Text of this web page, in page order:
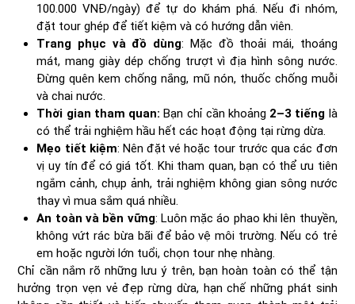
100.000 VNĐ/ngày) để tự do khám phá. Nếu đi nhóm,
đặt tour ghép để tiết kiệm và có hướng dẫn viên.
Trang phục và đồ dùng: Mặc đồ thoải mái, thoáng
mát, mang giày dép chống trượt vì địa hình sông nước.
Đừng quên kem chống nắng, mũ nón, thuốc chống muỗi
và chai nước.
Thời gian tham quan: Bạn chỉ cần khoảng 2–3 tiếng là
có thể trải nghiệm hầu hết các hoạt động tại rừng dừa.
Mẹo tiết kiệm: Nên đặt vé hoặc tour trước qua các đơn
vị uy tín để có giá tốt. Khi tham quan, bạn có thể ưu tiên
ngắm cảnh, chụp ảnh, trải nghiệm không gian sông nước
thay vì mua sắm quá nhiều.
An toàn và bền vững: Luôn mặc áo phao khi lên thuyền,
không vứt rác bừa bãi để bảo vệ môi trường. Nếu có trẻ
em hoặc người lớn tuổi, chọn tour nhẹ nhàng.
Chỉ cần nắm rõ những lưu ý trên, bạn hoàn toàn có thể tận
hưởng trọn vẹn vẻ đẹp rừng dừa, hạn chế những phát sinh